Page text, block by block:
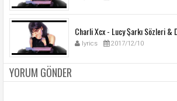
Charli Xcx - Lucy Şarkı Sözleri &
lyrics 2017/12/10
YORUM GÖNDER